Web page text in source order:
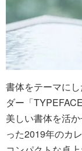
書体をテーマに
ダー「
美しい書体を活
った2019年のカ